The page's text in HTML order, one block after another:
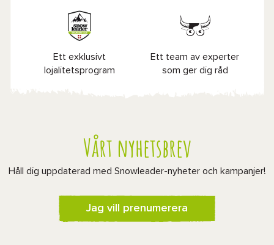
Ett exklusivt
lojalitetsprogram
Ett team av experter
som ger dig råd
Vårt nyhetsbrev
Håll dig uppdaterad med Snowleader-nyheter och kampanjer!
Jag vill prenumerera